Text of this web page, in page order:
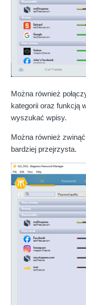
Można również
kategorii oraz funkcją
wyszukać wpisy.
Można również
bardziej przejrzysta.